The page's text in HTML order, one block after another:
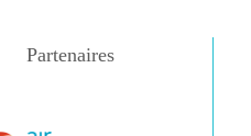
Partenaires